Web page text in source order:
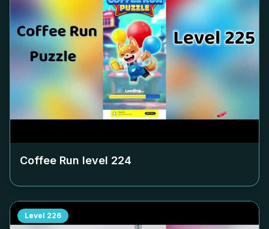
Coffee Run level 224
Level 226